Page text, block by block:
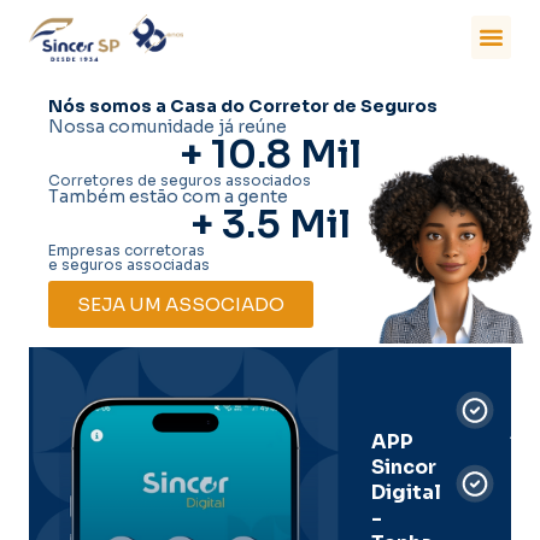
Nós somos a Casa do Corretor de Seguros
Nossa comunidade já reúne
+ 10.8 Mil
Corretores de seguros associados
Também estão com a gente
+ 3.5 Mil
Empresas corretoras
e seguros associadas
SEJA UM ASSOCIADO
APP
Sincor
Digital
-